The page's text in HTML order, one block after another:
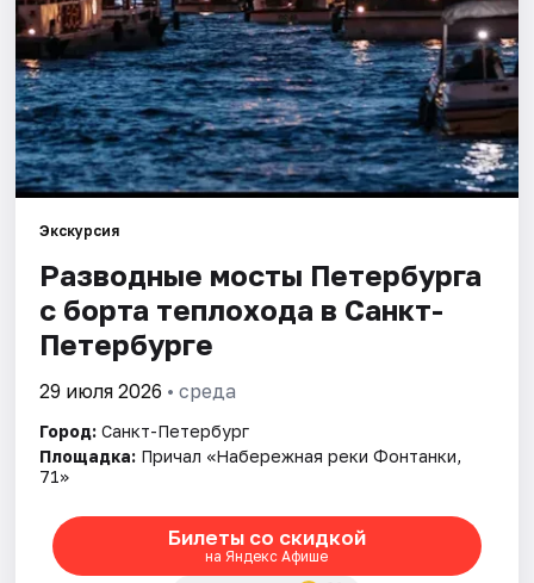
Экскурсия
Разводные мосты Петербурга
с борта теплохода в Санкт-
Петербурге
29 июля 2026 • среда
Город: Санкт-Петербург
Площадка: Причал «Набережная реки Фонтанки,
71»
Билеты со скидкой
на Яндекс Афише